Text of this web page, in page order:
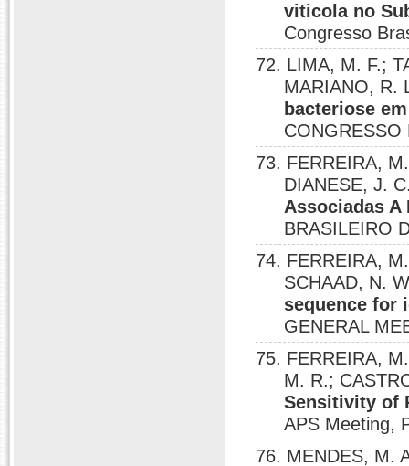
viticola no
Congresso
72. LIMA, M. F.;
MARIANO, R.
bacteriose
73. FERREIRA,
DIANESE, J.
Associadas A
BRASILEIRO
74. FERREIRA,
SCHAAD, N.
sequence for
GENERAL
75. FERREIRA,
M. R.;
Sensitivity of
APS Meeting,
76. MENDES, M.